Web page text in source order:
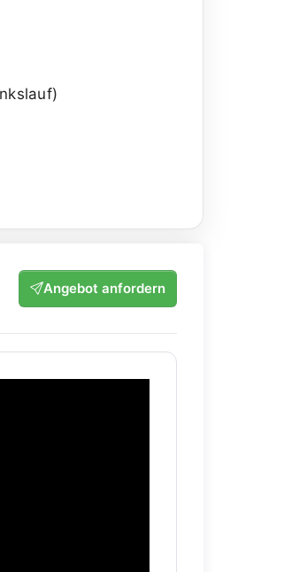
Angebot anfordern